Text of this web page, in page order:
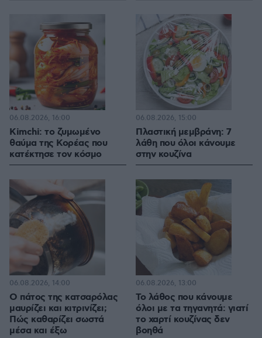
Kimchi: το ζυμωμένο
θαύμα της Κορέας που
κατέκτησε τον κόσμο
06.08.2026, 16:00
Πλαστική μεμβράνη: 7
λάθη που όλοι κάνουμε
στην κουζίνα
06.08.2026, 15:00
Ο πάτος της κατσαρόλας
μαυρίζει και κιτρινίζει;
Πώς καθαρίζει σωστά
μέσα και έξω
06.08.2026, 14:00
Το λάθος που κάνουμε
όλοι με τα τηγανητά: γιατί
το χαρτί κουζίνας δεν
βοηθά
06.08.2026, 13:00